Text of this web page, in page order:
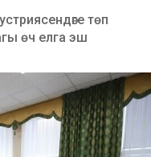
төп
өч елга эш